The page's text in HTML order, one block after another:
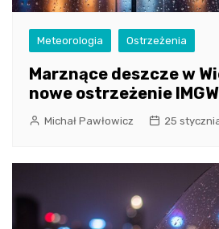
Meteorologia Ostrzeżenia
Marznące deszcze w
nowe ostrzeżenie IMGW
Michał Pawłowicz 25